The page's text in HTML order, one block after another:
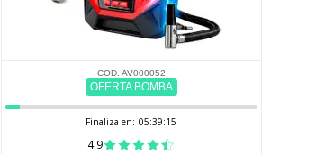
COD. AV000052
OFERTA BOMBA
Finaliza en: 05:39:14
4.9